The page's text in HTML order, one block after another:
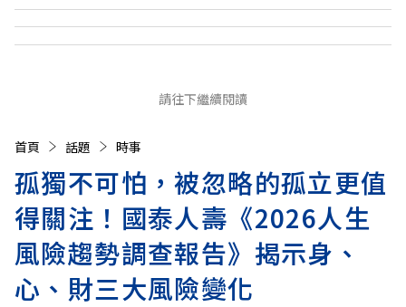
請往下繼續閱讀
首頁 話題 時事
孤獨不可怕，被忽略的孤立更值
得關注！國泰人壽《2026人生
風險趨勢調查報告》揭示身、
心、財三大風險變化